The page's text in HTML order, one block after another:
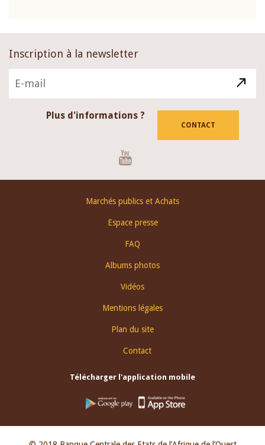
Inscription à la newsletter
Plus d'informations ?
CONTACT
Marchés publics et Achats
Espace presse
FAQ
Albums photos
Vidéos
Mentions légales
Plan du site
Contact
Télécharger l'application mobile